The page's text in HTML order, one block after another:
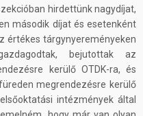
hirdettünk nagydíjat,
második díjat és esetenként
értékes tárgynyereményeken
bejutottak az
kerülő OTDK-ra, és
megrendezésre kerülő
intézmények által